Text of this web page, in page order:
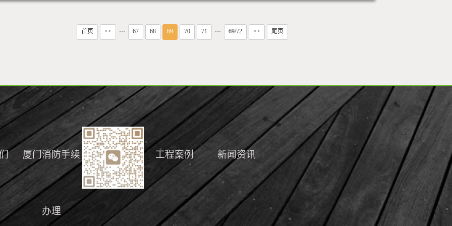
首页 << ··· 67 68 69 70 71 ··· 69/72 >> 尾页
厦门消防手续
办理
工程案例 新闻资讯